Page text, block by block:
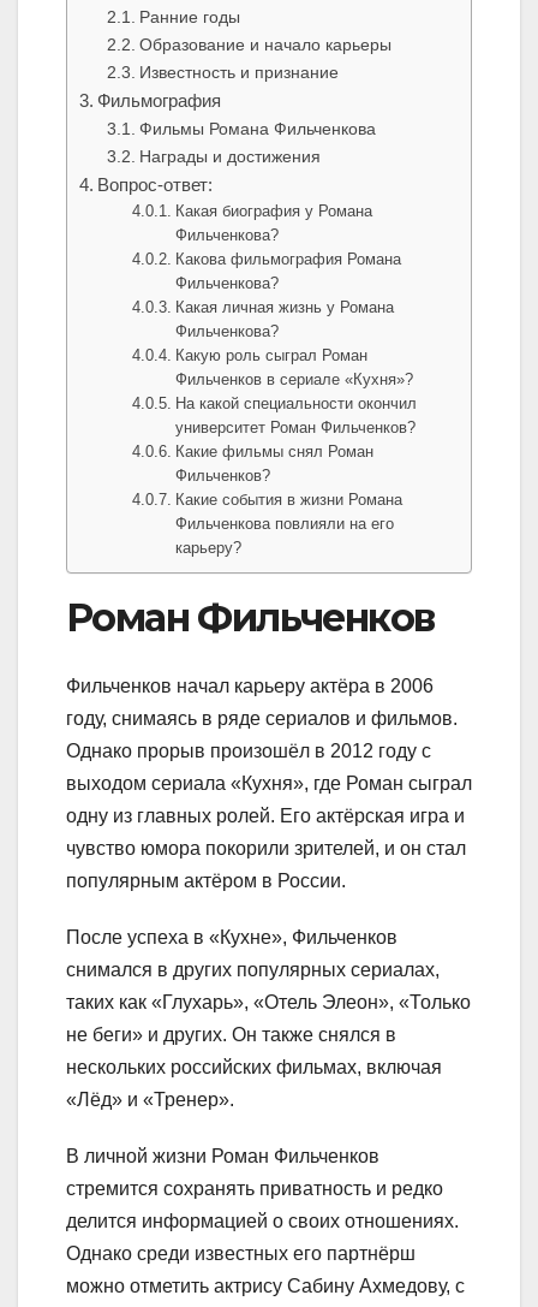
Ранние годы
Образование и начало карьеры
Известность и признание
Фильмография
Фильмы Романа Фильченкова
Награды и достижения
Вопрос-ответ:
Какая биография у Романа
Фильченкова?
Какова фильмография Романа
Фильченкова?
Какая личная жизнь у Романа
Фильченкова?
Какую роль сыграл Роман
Фильченков в сериале «Кухня»?
На какой специальности окончил
университет Роман Фильченков?
Какие фильмы снял Роман
Фильченков?
Какие события в жизни Романа
Фильченкова повлияли на его
карьеру?
Роман Фильченков
Фильченков начал карьеру актёра в 2006
году, снимаясь в ряде сериалов и фильмов.
Однако прорыв произошёл в 2012 году с
выходом сериала «Кухня», где Роман сыграл
одну из главных ролей. Его актёрская игра и
чувство юмора покорили зрителей, и он стал
популярным актёром в России.
После успеха в «Кухне», Фильченков
снимался в других популярных сериалах,
таких как «Глухарь», «Отель Элеон», «Только
не беги» и других. Он также снялся в
нескольких российских фильмах, включая
«Лёд» и «Тренер».
В личной жизни Роман Фильченков
стремится сохранять приватность и редко
делится информацией о своих отношениях.
Однако среди известных его партнёрш
можно отметить актрису Сабину Ахмедову, с